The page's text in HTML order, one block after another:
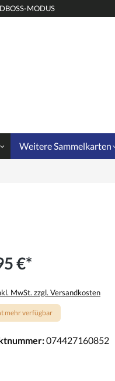
MODUS
Weitere Sammelkarten
€*
MwSt. zzgl. Versandkosten
mehr verfügbar
074427160852